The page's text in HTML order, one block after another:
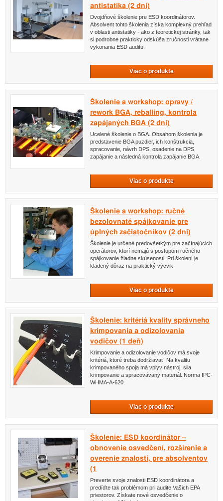
antistatika (2 dni)
Dvojdňové školenie pre ESD koordinátorov.
Absolvent tohto školenia získa komplexný prehľad
v oblasti antistatiky - ako z teoretickej stránky, tak
si podrobne prakticky odskúša zručnosti vrátane
vykonania ESD auditu.
Viac o produkte
Školenie a workshop: opravy /
rework BGA, reballing, kontrola
zapájaných BGA (2 dni)
Ucelené školenie o BGA. Obsahom školenia je
predstavenie BGA puzdier, ich konštrukcia,
spracovanie, návrh DPS, osadenie na DPS,
zapájanie a následná kontrola zapájanie BGA.
Viac o produkte
Školenie a workshop: ručné
bezolovnaté spájkovanie pre
úplných začiatočníkov (2 dni)
Školenie je určené predovšetkým pre začínajúcich
operátorov, ktorí nemajú s postupom ručného
spájkovanie žiadne skúsenosti. Pri školení je
kladený dôraz na praktický výcvik.
Viac o produkte
Školenie: kritériá kvality správneho
krimpovania a odizolovania
vodičov (1 deň)
Krimpovanie a odizolovanie vodičov má svoje
kritériá, ktoré treba dodržiavať. Na kvalitu
krimpovaného spoja má vplyv nástroj, sila
krimpovanie a spracovávaný materiál. Norma IPC-
WHMA-A-620.
Viac o produkte
Školenie: ESD koordinátor –
obnovenie osvedčení, rozšírenie a
overenie znalostí, pre absolventov
(1
Preverte svoje znalosti ESD koordinátora a
predíďte tak problémom pri audite Vašich EPA
priestorov. Získate nové osvedčenie o